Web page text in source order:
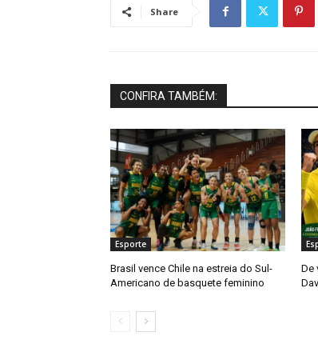
Share
CONFIRA TAMBÉM:
Esporte
Brasil vence Chile na estreia do Sul-
Americano de basquete feminino
De